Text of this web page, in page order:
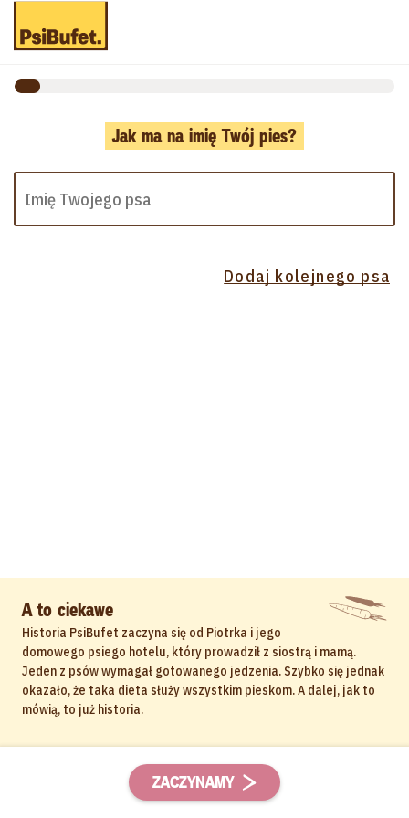
Jak ma na imię Twój pies?
Dodaj kolejnego psa
ZACZYNAMY
A to ciekawe
Historia PsiBufet zaczyna się od Piotrka i jego
domowego psiego hotelu, który prowadził z siostrą i mamą.
Jeden z psów wymagał gotowanego jedzenia. Szybko się jednak
okazało, że taka dieta służy wszystkim pieskom. A dalej, jak to
mówią, to już historia.